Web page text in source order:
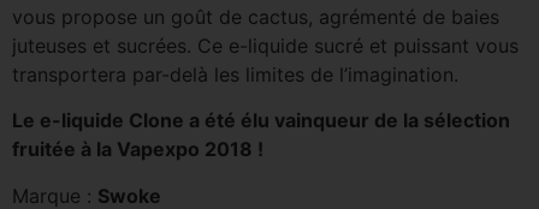
vous propose un goût de cactus, agrémenté de baies
juteuses et sucrées. Ce e-liquide sucré et puissant vous
transportera par-delà les limites de l’imagination.
Le e-liquide Clone a été élu vainqueur de la sélection
fruitée à la Vapexpo 2018 !
Marque : Swoke